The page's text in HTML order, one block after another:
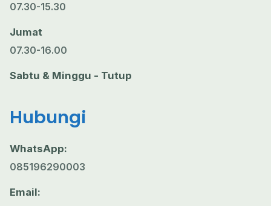
07.30-15.30
Jumat
07.30-16.00
Sabtu & Minggu - Tutup
Hubungi
WhatsApp:
085196290003
Email: